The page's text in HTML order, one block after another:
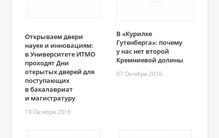
Открываем двери
науке и инновациям:
в Университете ИТМО
проходят Дни
открытых дверей для
поступающих
в бакалавриат
и магистратуру
10 Октября 2016
В «Курилке
Гутенберга»: почему
у нас нет второй
Кремниевой долины
07 Октября 2016